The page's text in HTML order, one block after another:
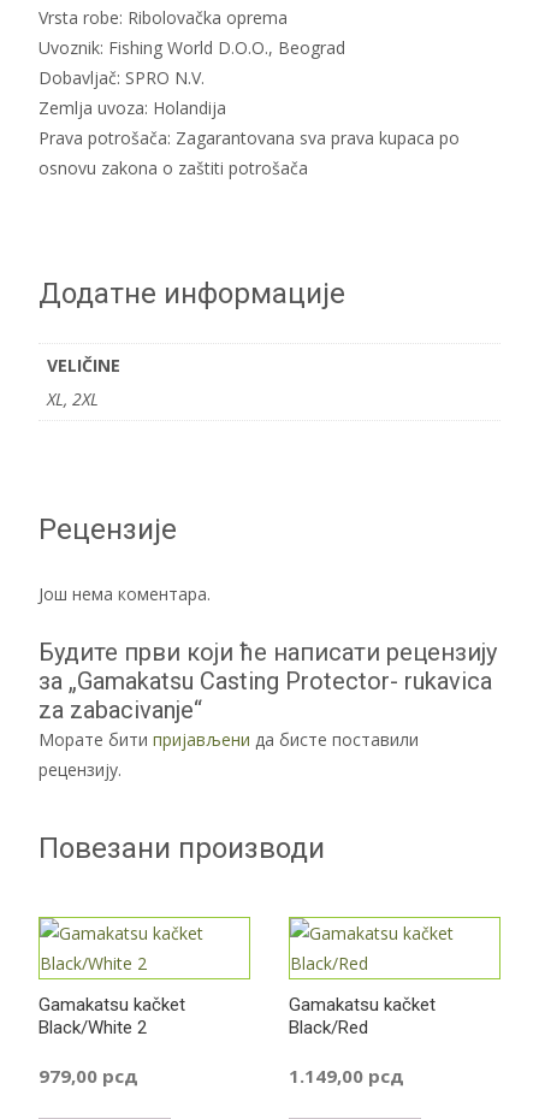
Vrsta robe: Ribolovačka oprema
Uvoznik: Fishing World D.O.O., Beograd
Dobavljač: SPRO N.V.
Zemlja uvoza: Holandija
Prava potrošača: Zagarantovana sva prava kupaca po
osnovu zakona o zaštiti potrošača
Додатне информације
VELIČINE
XL, 2XL
Рецензије
Још нема коментара.
Будите први који ће написати рецензију
за „Gamakatsu Casting Protector- rukavica
za zabacivanje“
Морате бити пријављени да бисте поставили
рецензију.
Повезани производи
Gamakatsu kačket
Black/White 2
979,00 рсд
Gamakatsu kačket
Black/Red
1.149,00 рсд